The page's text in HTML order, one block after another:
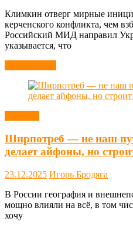
Климкин отверг мирные
керченского конфликта, чем
Российский МИД направил
указывается, что
Ширпотреб — не наш
делает айфоны, но
23.12.2025 Игорь Бродяга
В России география и
мощно влияли на всё, в том
хочу